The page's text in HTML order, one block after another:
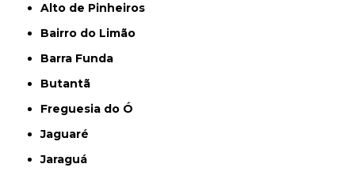
Alto de Pinheiros
Bairro do Limão
Barra Funda
Butantã
Freguesia do Ó
Jaguaré
Jaraguá